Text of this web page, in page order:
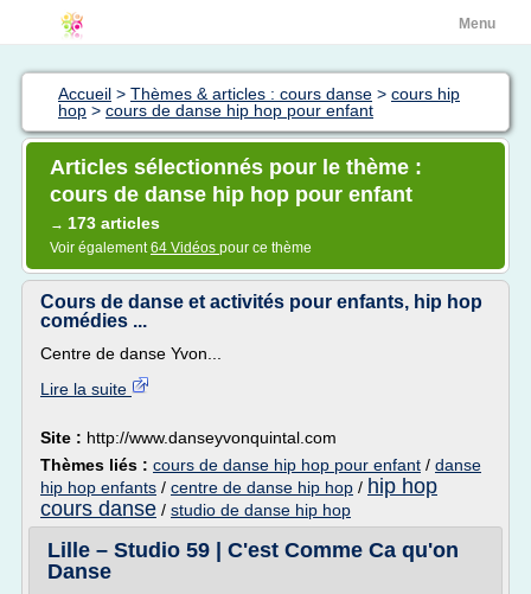
Menu
Accueil > Thèmes & articles : cours danse > cours hip
hop > cours de danse hip hop pour enfant
Articles sélectionnés pour le thème :
cours de danse hip hop pour enfant
→ 173 articles
Voir également64 Vidéos pour ce thème
Cours de danse et activités pour enfants, hip hop
comédies ...
Centre de danse Yvon...
Lire la suite
Site : http://www.danseyvonquintal.com
Thèmes liés : cours de danse hip hop pour enfant / danse
hip hop enfants / centre de danse hip hop / hip hop
cours danse / studio de danse hip hop
Lille – Studio 59 | C'est Comme Ca qu'on
Danse